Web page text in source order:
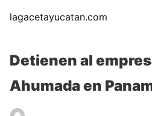
lagacetayucatan.com
Detienen al
Ahumada en